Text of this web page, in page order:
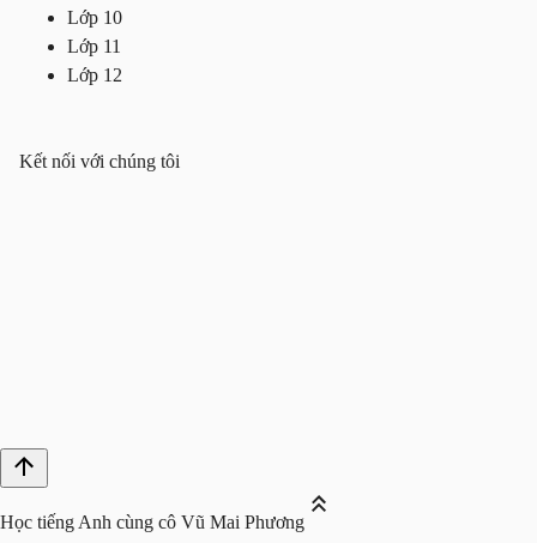
Lớp 10
Lớp 11
Lớp 12
Kết nối với chúng tôi
Học tiếng Anh cùng cô Vũ Mai Phương